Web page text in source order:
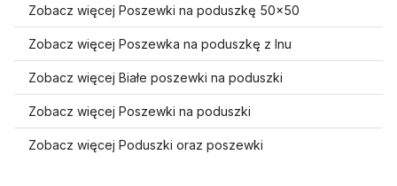
Zobacz więcej Poszewki na poduszkę 50x50
Zobacz więcej Poszewka na poduszkę z lnu
Zobacz więcej Białe poszewki na poduszki
Zobacz więcej Poszewki na poduszki
Zobacz więcej Poduszki oraz poszewki